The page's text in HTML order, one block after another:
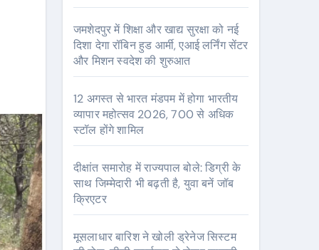
जमशेदपुर में शिक्षा और खाद्य सुरक्षा को नई
दिशा देगा रॉबिन हुड आर्मी, एआई लर्निंग सेंटर
और मिशन स्वदेश की शुरुआत
12 अगस्त से भारत मंडपम में होगा भारतीय
व्यापार महोत्सव 2026, 700 से अधिक
स्टॉल होंगे शामिल
दीक्षांत समारोह में राज्यपाल बोले: डिग्री के
साथ जिम्मेदारी भी बढ़ती है, युवा बनें जॉब
क्रिएटर
मूसलाधार बारिश ने खोली ड्रेनेज सिस्टम